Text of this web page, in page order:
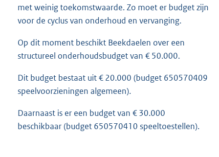
met weinig toekomstwaarde. Zo moet er budget zijn
voor de cyclus van onderhoud en vervanging.
Op dit moment beschikt Beekdaelen over een
structureel onderhoudsbudget van € 50.000.
Dit budget bestaat uit € 20.000 (budget 650570409
speelvoorzieningen algemeen).
Daarnaast is er een budget van € 30.000
beschikbaar (budget 650570410 speeltoestellen).